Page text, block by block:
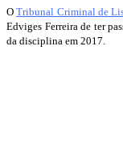
O Tribunal Criminal de
Edviges Ferreira de ter
da disciplina em 2017.